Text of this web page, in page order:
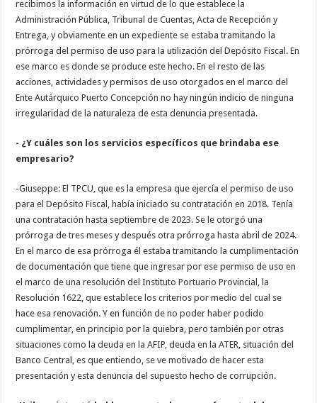
recibimos la información en virtud de lo que establece la
Administración Pública, Tribunal de Cuentas, Acta de Recepción y
Entrega, y obviamente en un expediente se estaba tramitando la
prórroga del permiso de uso para la utilización del Depósito Fiscal. En
ese marco es donde se produce este hecho. En el resto de las
acciones, actividades y permisos de uso otorgados en el marco del
Ente Autárquico Puerto Concepción no hay ningún indicio de ninguna
irregularidad de la naturaleza de esta denuncia presentada.
- ¿Y cuáles son los servicios específicos que brindaba ese
empresario?
-Giuseppe: El TPCU, que es la empresa que ejercía el permiso de uso
para el Depósito Fiscal, había iniciado su contratación en 2018. Tenía
una contratación hasta septiembre de 2023. Se le otorgó una
prórroga de tres meses y después otra prórroga hasta abril de 2024.
En el marco de esa prórroga él estaba tramitando la cumplimentación
de documentación que tiene que ingresar por ese permiso de uso en
el marco de una resolución del Instituto Portuario Provincial, la
Resolución 1622, que establece los criterios por medio del cual se
hace esa renovación. Y en función de no poder haber podido
cumplimentar, en principio por la quiebra, pero también por otras
situaciones como la deuda en la AFIP, deuda en la ATER, situación del
Banco Central, es que entiendo, se ve motivado de hacer esta
presentación y esta denuncia del supuesto hecho de corrupción.